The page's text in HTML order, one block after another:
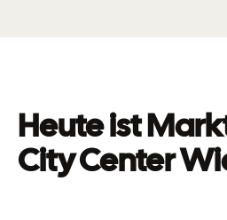
Heute ist
City Center